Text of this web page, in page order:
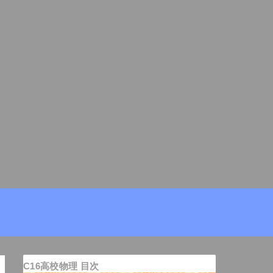
C16高校物理 目次